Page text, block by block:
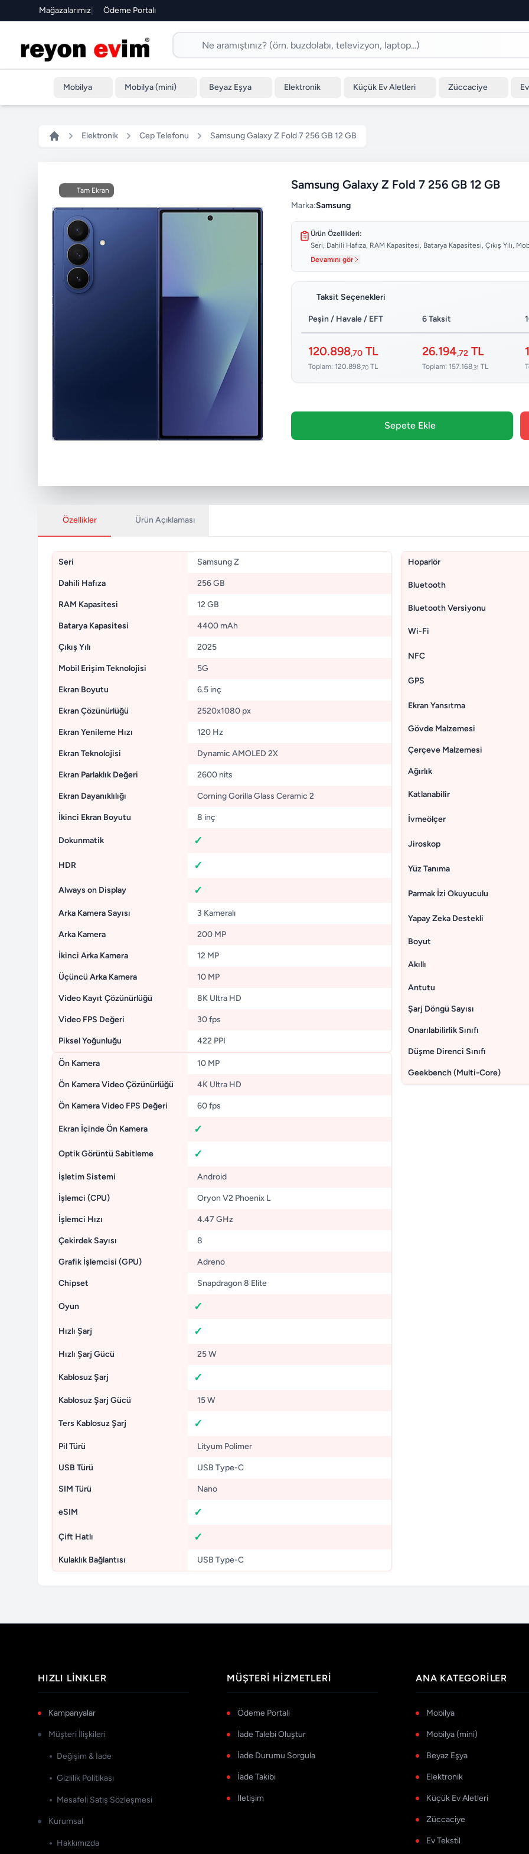
Mağazalarımız| Ödeme Portalı
Mobilya Mobilya (mini) Beyaz Eşya Elektronik Küçük Ev Aletleri Züccaciye
Elektronik Cep Telefonu Samsung Galaxy Z Fold 7 256 GB 12 GB
Tam Ekran Samsung Galaxy Z Fold 7 256 GB 12 GB
Marka:Samsung
Ürün Özellikleri:
Seri, Dahili Hafıza, RAM Kapasitesi, Batarya Kapasitesi, Çıkış Yılı,
Devamını gör
Taksit Seçenekleri
Peşin / Havale / EFT 6 Taksit
120.898,70 TL
Toplam: 120.898,70 TL
26.194,72 TL
Toplam: 157.168 ,31 TL
Sepete Ekle
Özellikler Ürün Açıklaması
Seri Samsung Z
Dahili Hafıza 256 GB
RAM Kapasitesi 12 GB
Batarya Kapasitesi 4400 mAh
Çıkış Yılı 2025
Mobil Erişim Teknolojisi 5G
Ekran Boyutu 6.5 inç
Ekran Çözünürlüğü 2520x1080 px
Ekran Yenileme Hızı 120 Hz
Ekran Teknolojisi Dynamic AMOLED 2X
Ekran Parlaklık Değeri 2600 nits
Ekran Dayanıklılığı Corning Gorilla Glass Ceramic 2
İkinci Ekran Boyutu 8 inç
Dokunmatik
HDR
Always on Display
Arka Kamera Sayısı 3 Kameralı
Arka Kamera 200 MP
İkinci Arka Kamera 12 MP
Üçüncü Arka Kamera 10 MP
Video Kayıt Çözünürlüğü 8K Ultra HD
Video FPS Değeri 30 fps
Piksel Yoğunluğu 422 PPI
Ön Kamera 10 MP
Ön Kamera Video Çözünürlüğü 4K Ultra HD
Ön Kamera Video FPS Değeri 60 fps
Ekran İçinde Ön Kamera
Optik Görüntü Sabitleme
İşletim Sistemi Android
İşlemci (CPU) Oryon V2 Phoenix L
İşlemci Hızı 4.47 GHz
Çekirdek Sayısı 8
Grafik İşlemcisi (GPU) Adreno
Chipset Snapdragon 8 Elite
Oyun
Hızlı Şarj
Hızlı Şarj Gücü 25 W
Kablosuz Şarj
Kablosuz Şarj Gücü 15 W
Ters Kablosuz Şarj
Pil Türü Lityum Polimer
USB Türü USB Type-C
SIM Türü Nano
eSIM
Çift Hatlı
Kulaklık Bağlantısı USB Type-C
Hoparlör
Bluetooth
Bluetooth Versiyonu
Wi-Fi
NFC
GPS
Ekran Yansıtma
Gövde Malzemesi
Çerçeve Malzemesi
Ağırlık
Katlanabilir
İvmeölçer
Jiroskop
Yüz Tanıma
Parmak İzi Okuyuculu
Yapay Zeka Destekli
Boyut
Akıllı
Antutu
Şarj Döngü Sayısı
Onarılabilirlik Sınıfı
Düşme Direnci Sınıfı
Geekbench (Multi-Core)
HIZLI LINKLER
Kampanyalar
Müşteri İlişkileri
Değişim & İade
Gizlilik Politikası
Mesafeli Satış Sözleşmesi
Kurumsal
Hakkımızda
MÜŞTERI HIZMETLERI
Ödeme Portalı
İade Talebi Oluştur
İade Durumu Sorgula
İade Takibi
İletişim
ANA KATEGORILER
Mobilya
Mobilya (mini)
Beyaz Eşya
Elektronik
Küçük Ev Aletleri
Züccaciye
Ev Tekstil